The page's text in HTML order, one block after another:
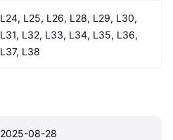
L24, L25, L26, L28, L29, L30,
L31, L32, L33, L34, L35, L36,
L37, L38
2025-08-28